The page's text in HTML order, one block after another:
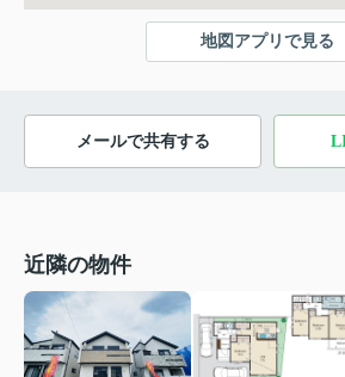
地図アプリで見る
メールで共有する
近隣の物件